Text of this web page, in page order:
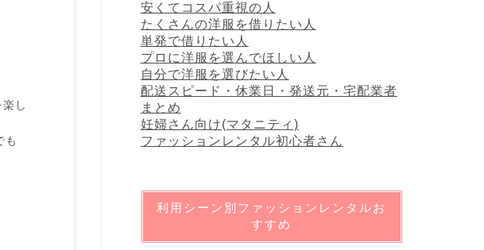
し
も
安くてコスパ重視の人
たくさんの洋服を借りたい人
単発で借りたい人
プロに洋服を選んでほしい人
自分で洋服を選びたい人
配送スピード・休業日・発送元・宅配業者
まとめ
妊婦さん向け(マタニティ)
ファッションレンタル初心者さん
利用シーン別ファッションレンタルお
すすめ